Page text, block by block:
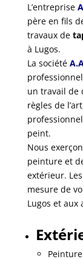
L’entreprise
père en fils
travaux de
à Lugos.
La société
un travail de
règles de
peint.
Nous
peinture et
extérieur.
mesure de
Lugos et
Peinture